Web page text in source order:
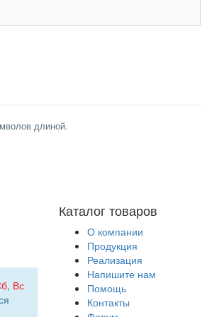
длиной.
Каталог товаров
О компании
Продукция
Реализация
Напишите нам
Помощь
Контакты
, Вс